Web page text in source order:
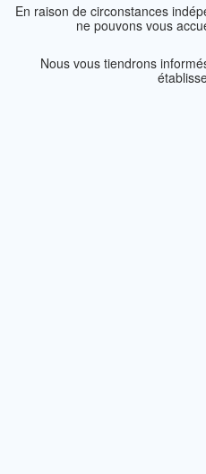
En raison de circonstances
ne pouvons vous
Nous vous tiendrons